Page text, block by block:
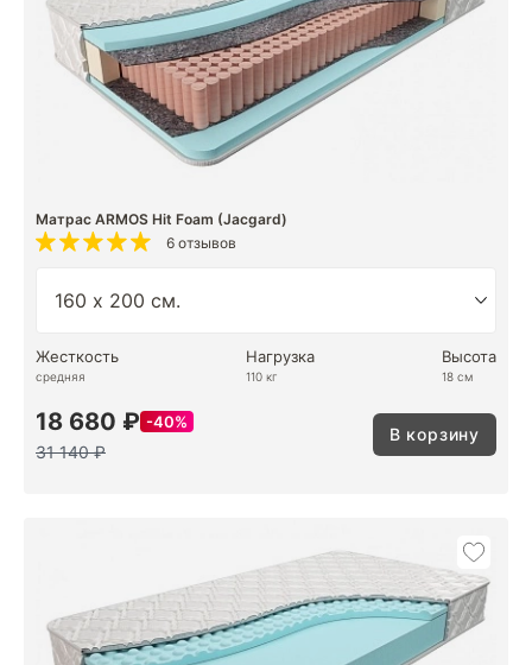
Матрас ARMOS Hit Foam (Jacgard)
6 отзывов
Жесткость
средняя
Нагрузка
110 кг
Высота
18 см
18 680 ₽ 40%
31 140 ₽
В корзину